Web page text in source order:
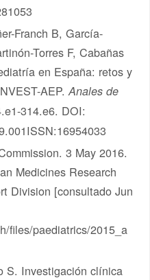
Franch B, García-
Torres F, Cabañas
en España: retos y
AEP.Anales de
314.e6. DOI:
3 May 2016.
Medicines Research
Division [consultado Jun
files/paediatrics/2015_a
S. Investigación clínica